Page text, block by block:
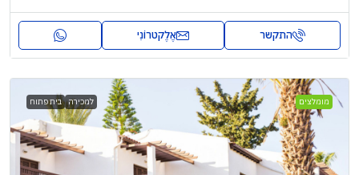
התקשר אֶלֶקטרוֹנִי
מומלצים למכירה בית פתוח